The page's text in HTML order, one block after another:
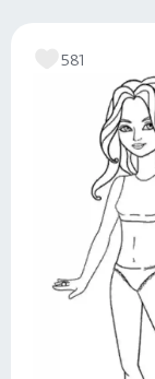
581